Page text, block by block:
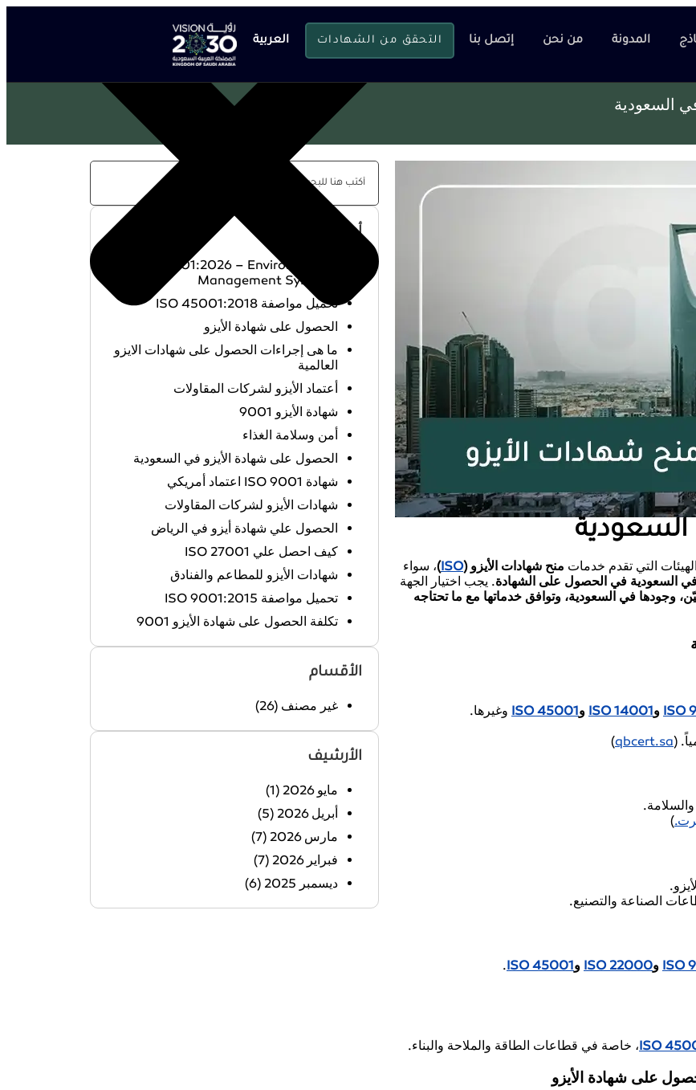
المدونة من نحن إتصل بنا التحقق من الشهادات العربية
السعودية
التي تقدم خدمات منح شهادات الأيزو (ISO
)، سواء
السعودية في الحصول على الشهادة. يجب اختيار الجهة
وجودها في السعودية، وتوافق خدماتها مع ما تحتاجه
ISO وISO 14001 وISO 45001 وغيرها.
(
qbcert.sa
)
)
الصناعة والتصنيع.
ISO وISO 22000 وISO 45001
.
ISO، خاصة في قطاعات الطاقة والملاحة والبناء.
على شهادة الأيزو
أحدث المقالات
ISO 14001:2026 – Environmental
Management Systems
تحميل مواصفة ISO 45001:2018
الحصول على شهادة الأيزو
ما هى إجراءات الحصول على شهادات الايزو
العالمية
أعتماد الأيزو لشركات المقاولات
شهادة الأيزو 9001
أمن وسلامة الغذاء
الحصول على شهادة الأيزو في السعودية
شهادة ISO 9001 اعتماد أمريكي
شهادات الأيزو لشركات المقاولات
الحصول علي شهادة أيزو في الرياض
كيف احصل علي ISO 27001
شهادات الأيزو للمطاعم والفنادق
تحميل مواصفة ISO 9001:2015
تكلفة الحصول على شهادة الأيزو 9001
الأقسام
غير مصنف (26)
الأرشيف
مايو 2026
(1)
أبريل 2026
(5)
مارس 2026
(7)
فبراير 2026
(7)
ديسمبر 2025
(6)